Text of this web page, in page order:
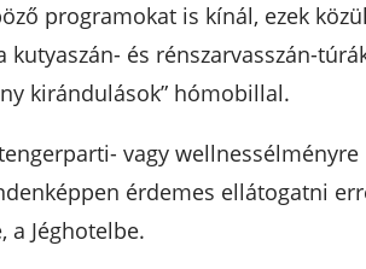
programokat is kínál, ezek
kutyaszán- és rénszarvasszán-
kirándulások” hómobillal.
vagy wellnessélményre
érdemes ellátogatni
a Jéghotelbe.